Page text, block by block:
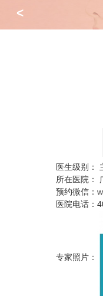
<
医生级别：
所在医院：
预约微信：
医院电话：
专家照片：